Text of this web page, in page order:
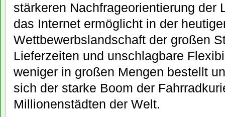
stärkeren Nachfrageorientierung der
das Internet ermöglicht in der
Wettbewerbslandschaft der großen
Lieferzeiten und unschlagbare
weniger in großen Mengen bestellt
sich der starke Boom der
Millionenstädten der Welt.